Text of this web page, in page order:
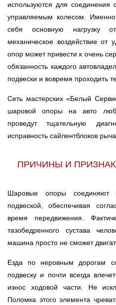
Петрозаводск
Ростов-на-Дону
Самара
Санкт-
Саратов
Солнцево
Тольятти
Тула
Тюмень
Ульяновск
Чебоксары
используются для соединения
управляемым колесом.
себя основную нагрузку
механическое воздействие
опор может привести к очень
обязанность каждого
подвески и вовремя проходить
Сеть мастерских «Белый
шаровой опоры на авто
проведут тщательную
исправность сайлентблоков
ПРИЧИНЫ И
Шаровые опоры соединяют
подвеской, обеспечивая
время передвижения.
тазобедренного сустава
машина просто не сможет
Езда по неровным дорогам
подвеску и почти всегда
износ ходовой части. Не
Поломка этого элемента